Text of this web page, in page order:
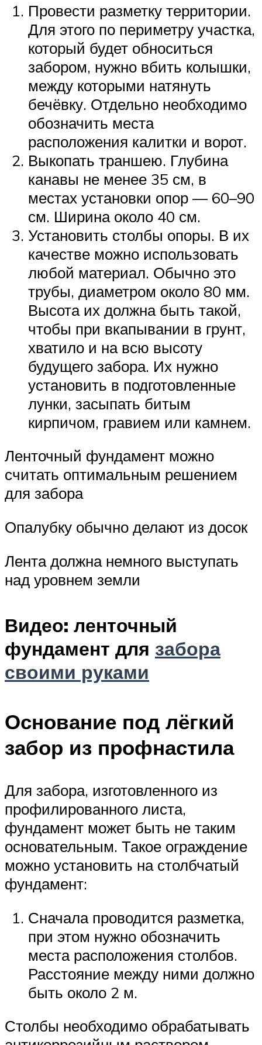
Провести разметку территории.
Для этого по периметру участка,
который будет обноситься
забором, нужно вбить колышки,
между которыми натянуть
бечёвку. Отдельно необходимо
обозначить места
расположения калитки и ворот.
Выкопать траншею. Глубина
канавы не менее 35 см, в
местах установки опор — 60–90
см. Ширина около 40 см.
Установить столбы опоры. В их
качестве можно использовать
любой материал. Обычно это
трубы, диаметром около 80 мм.
Высота их должна быть такой,
чтобы при вкапывании в грунт,
хватило и на всю высоту
будущего забора. Их нужно
установить в подготовленные
лунки, засыпать битым
кирпичом, гравием или камнем.
Ленточный фундамент можно
считать оптимальным решением
для забора
Опалубку обычно делают из досок
Лента должна немного выступать
над уровнем земли
Видео: ленточный
фундамент для забора
своими руками
Основание под лёгкий
забор из профнастила
Для забора, изготовленного из
профилированного листа,
фундамент может быть не таким
основательным. Такое ограждение
можно установить на столбчатый
фундамент:
Сначала проводится разметка,
при этом нужно обозначить
места расположения столбов.
Расстояние между ними должно
быть около 2 м.
Столбы необходимо обрабатывать